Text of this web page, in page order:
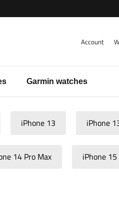
Account
Garmin watches
iPhone 13 iPhone
14 Pro Max iPhone 15